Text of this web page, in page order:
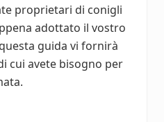
proprietari di conigli
adottato il vostro
guida vi fornirà
cui avete bisogno per